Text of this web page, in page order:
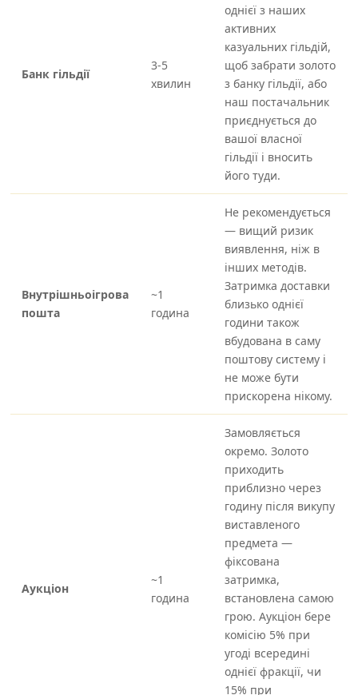
Банк гільдії
3-5
хвилин
однієї з наших
активних
казуальних гільдій,
щоб забрати золото
з банку гільдії, або
наш постачальник
приєднується до
вашої власної
гільдії і вносить
його туди.
Внутрішньоігрова
пошта
~1
година
Не рекомендується
— вищий ризик
виявлення, ніж в
інших методів.
Затримка доставки
близько однієї
години також
вбудована в саму
поштову систему і
не може бути
прискорена нікому.
Аукціон
~1
година
Замовляється
окремо. Золото
приходить
приблизно через
годину після викупу
виставленого
предмета —
фіксована
затримка,
встановлена самою
грою. Аукціон бере
комісію 5% при
угоді всередині
однієї фракції, чи
15% при